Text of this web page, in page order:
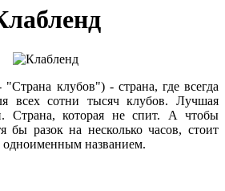
клубов") - страна, где всегда
всех сотни тысяч клубов. Лучшая
Страна, которая не спит. А чтобы
бы разок на несколько часов, стоит
одноименным названием.